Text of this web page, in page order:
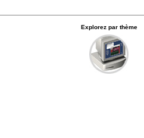
Explorez par thème